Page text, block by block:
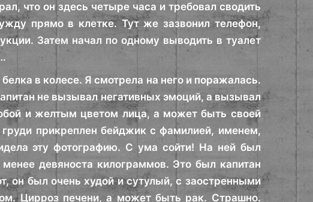
что он здесь четыре часа и требовал сводить
прямо в клетке. Тут же зазвонил телефон,
Затем начал по одному выводить в туалет
в колесе. Я смотрела на него и поражалась.
не вызывал негативных эмоций, а вызывал
и желтым цветом лица, а может быть своей
прикреплен бейджик с фамилией, именем,
эту фотографию. С ума сойти! На ней был
девяноста килограммов. Это был капитан
он был очень худой и сутулый, с заостренными
Цирроз печени, а может быть рак. Страшно.